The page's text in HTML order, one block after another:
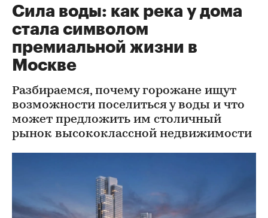
Сила воды: как река у дома
стала символом
премиальной жизни в
Москве
Разбираемся, почему горожане ищут
возможности поселиться у воды и что
может предложить им столичный
рынок высококлассной недвижимости